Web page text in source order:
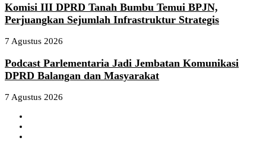
Komisi III DPRD Tanah Bumbu Temui BPJN,
Perjuangkan Sejumlah Infrastruktur Strategis
7 Agustus 2026
Podcast Parlementaria Jadi Jembatan Komunikasi
DPRD Balangan dan Masyarakat
7 Agustus 2026